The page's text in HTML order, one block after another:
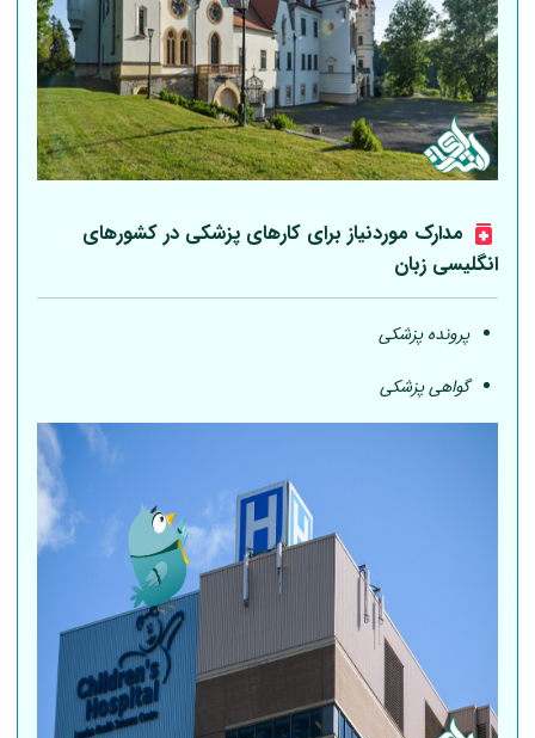
مدارک موردنیاز برای کارهای پزشکی در کشورهای
انگلیسی زبان
پرونده پزشکی
گواهی پزشکی